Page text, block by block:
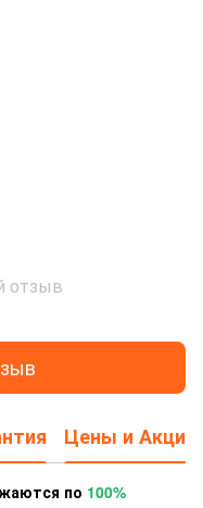
отзыв
Цены и Акции
по 100%